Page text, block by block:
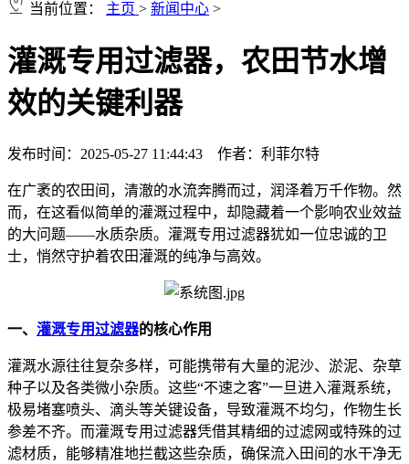
当前位置： 主页 > 新闻中心 >
灌溉专用过滤器，农田节水增
效的关键利器
发布时间：2025-05-27 11:44:43 作者：利菲尔特
在广袤的农田间，清澈的水流奔腾而过，润泽着万千作物。然
而，在这看似简单的灌溉过程中，却隐藏着一个影响农业效益
的大问题——水质杂质。灌溉专用过滤器犹如一位忠诚的卫
士，悄然守护着农田灌溉的纯净与高效。
一、 灌溉专用过滤器的核心作用
灌溉水源往往复杂多样，可能携带有大量的泥沙、淤泥、杂草
种子以及各类微小杂质。这些“不速之客”一旦进入灌溉系统，
极易堵塞喷头、滴头等关键设备，导致灌溉不均匀，作物生长
参差不齐。而灌溉专用过滤器凭借其精细的过滤网或特殊的过
滤材质，能够精准地拦截这些杂质，确保流入田间的水干净无